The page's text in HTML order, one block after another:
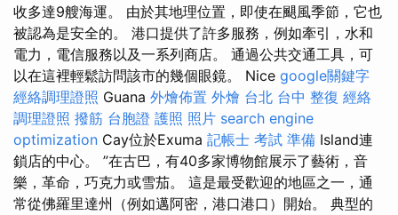
收多達9艘海運。 由於其地理位置，即使在颶風季節，它也
被認為是安全的。 港口提供了許多服務，例如牽引，水和
電力，電信服務以及一系列商店。 通過公共交通工具，可
以在這裡輕鬆訪問該市的幾個眼鏡。 Nice google關鍵字
經絡調理證照 Guana 外燴佈置 外燴 台北 台中 整復 經絡
調理證照 撥筋 台胞證 護照 照片 search engine
optimization Cay位於Exuma 記帳士 考試 準備 Island連
鎖店的中心。 ”在古巴，有40多家博物館展示了藝術，音
樂，革命，巧克力或雪茄。 這是最受歡迎的地區之一，通
常從佛羅里達州（例如邁阿密，港口港口）開始。 典型的